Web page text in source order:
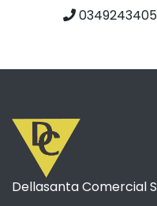
Dellasanta Comercial